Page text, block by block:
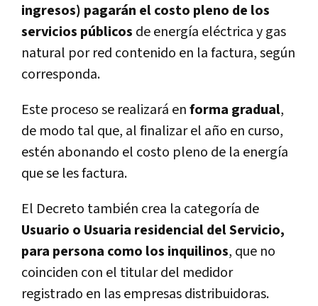
ingresos) pagarán el costo pleno de los
servicios públicos de energía eléctrica y gas
natural por red contenido en la factura, según
corresponda.
Este proceso se realizará enforma gradual,
de modo tal que, al finalizar el año en curso,
estén abonando el costo pleno de la energía
que se les factura.
El Decreto también crea la categoría de
Usuario o Usuaria residencial del Servicio,
para persona como los inquilinos, que no
coinciden con el titular del medidor
registrado en las empresas distribuidoras.